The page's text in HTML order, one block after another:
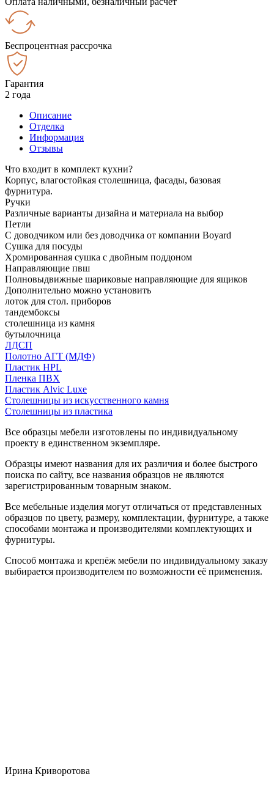
Беспроцентная рассрочка
Гарантия
2 года
Описание
Отделка
Информация
Отзывы
Что входит в комплект кухни?
Корпус, влагостойкая столешница, фасады, базовая
фурнитура.
Ручки
Различные варианты дизайна и материала на выбор
Петли
С доводчиком или без доводчика от компании Boyard
Сушка для посуды
Хромированная сушка с двойным поддоном
Направляющие пвш
Полновыдвижные шариковые направляющие для ящиков
Дополнительно можно установить
лоток для стол. приборов
тандембоксы
столешница из камня
бутылочница
ЛДСП
Полотно АГТ (МДФ)
Пластик HPL
Пленка ПВХ
Пластик Alvic Luxe
Столешницы из искусственного камня
Столешницы из пластика
Все образцы мебели изготовлены по индивидуальному
проекту в единственном экземпляре.
Образцы имеют названия для их различия и более быстрого
поиска по сайту, все названия образцов не являются
зарегистрированным товарным знаком.
Все мебельные изделия могут отличаться от представленных
образцов по цвету, размеру, комплектации, фурнитуре, а также
способами монтажа и производителями комплектующих и
фурнитуры.
Способ монтажа и крепёж мебели по индивидуальному заказу
выбирается производителем по возможности её применения.
Ирина Криворотова